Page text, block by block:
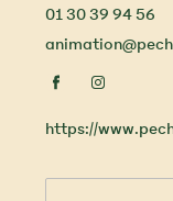
01 30 39 94 56
https://